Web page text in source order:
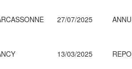
27/07/2025
13/03/2025